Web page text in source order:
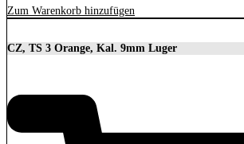
Zum Warenkorb hinzufügen
CZ, TS 3 Orange, Kal. 9mm Luger